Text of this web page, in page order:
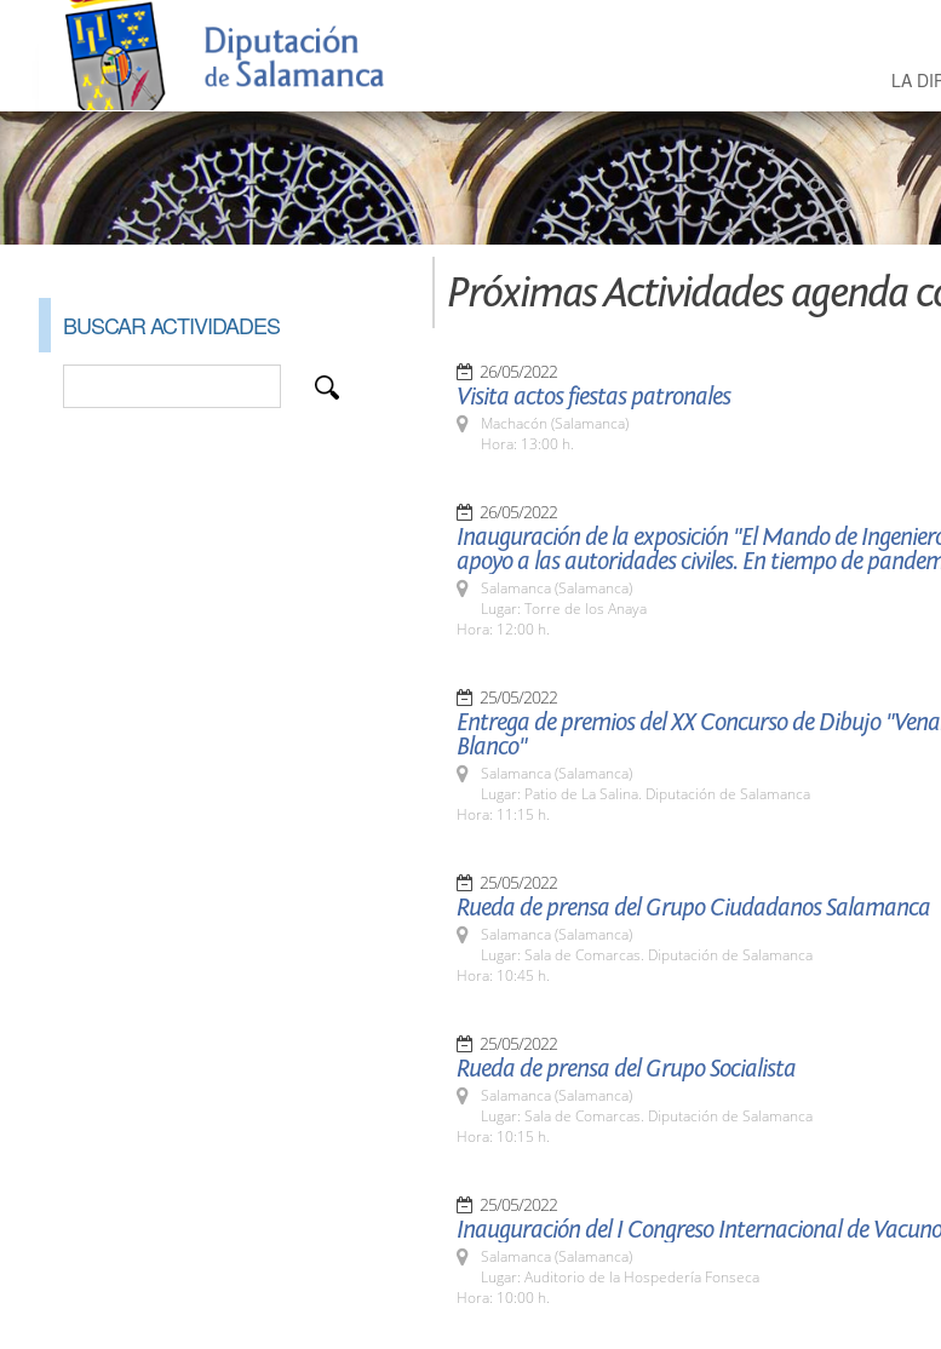
LA
BUSCAR ACTIVIDADES
Próximas Actividades agenda
26/05/2022
Visita actos fiestas patronales
Machacón (Salamanca)
Hora: 13:00 h.
26/05/2022
Inauguración de la exposición "El Mando de
apoyo a las autoridades civiles. En tiempo de
Salamanca (Salamanca)
Lugar: Torre de los Anaya
Hora: 12:00 h.
25/05/2022
Entrega de premios del XX Concurso de Dibujo
Blanco"
Salamanca (Salamanca)
Lugar: Patio de La Salina. Diputación de Salamanca
Hora: 11:15 h.
25/05/2022
Rueda de prensa del Grupo Ciudadanos Salamanca
Salamanca (Salamanca)
Lugar: Sala de Comarcas. Diputación de Salamanca
Hora: 10:45 h.
25/05/2022
Rueda de prensa del Grupo Socialista
Salamanca (Salamanca)
Lugar: Sala de Comarcas. Diputación de Salamanca
Hora: 10:15 h.
25/05/2022
Inauguración del I Congreso Internacional de Vacuno
Salamanca (Salamanca)
Lugar: Auditorio de la Hospedería Fonseca
Hora: 10:00 h.